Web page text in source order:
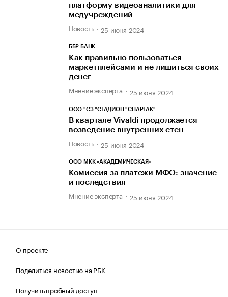
платформу видеоаналитики для
медучреждений
Новость 25 июня 2024
ББР БАНК
Как правильно пользоваться
маркетплейсами и не лишиться своих
денег
Мнение эксперта 25 июня 2024
ООО "СЗ "СТАДИОН "СПАРТАК"
В квартале Vivaldi продолжается
возведение внутренних стен
Новость 25 июня 2024
ООО МКК «АКАДЕМИЧЕСКАЯ»
Комиссия за платежи МФО: значение
и последствия
Мнение эксперта 25 июня 2024
О проекте
Поделиться новостью на РБК
Получить пробный доступ